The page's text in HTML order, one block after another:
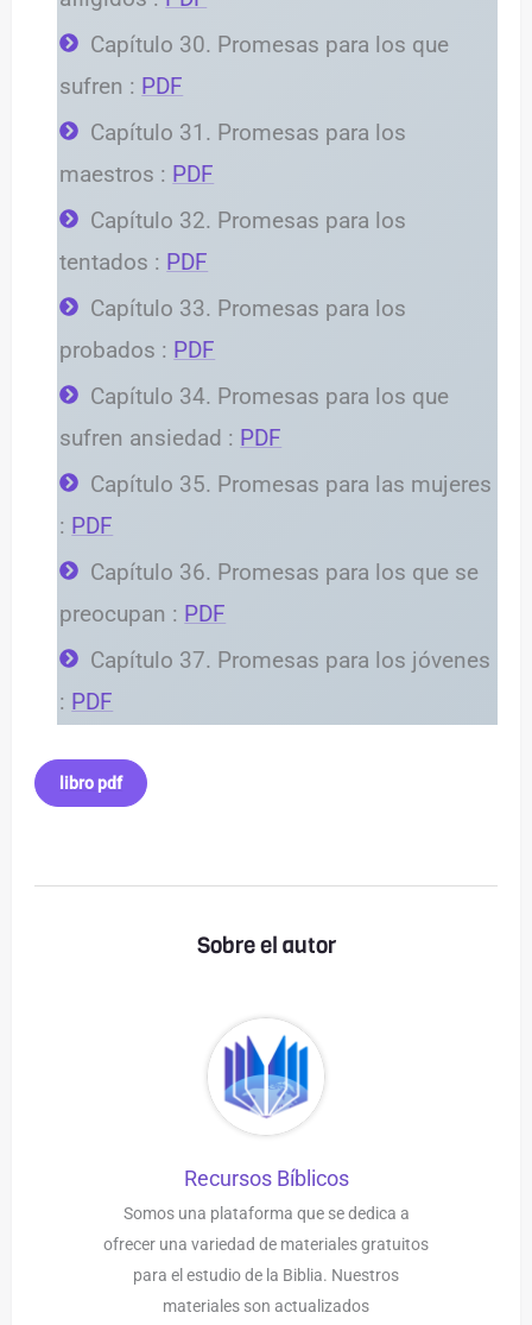
Capítulo 30. Promesas para los que
sufren : PDF
Capítulo 31. Promesas para los
maestros : PDF
Capítulo 32. Promesas para los
tentados : PDF
Capítulo 33. Promesas para los
probados : PDF
Capítulo 34. Promesas para los que
sufren ansiedad : PDF
Capítulo 35. Promesas para las mujeres
: PDF
Capítulo 36. Promesas para los que se
preocupan : PDF
Capítulo 37. Promesas para los jóvenes
: PDF
libro pdf
Sobre el autor
Recursos Bíblicos
Somos una plataforma que se dedica a
ofrecer una variedad de materiales gratuitos
para el estudio de la Biblia. Nuestros
materiales son actualizados